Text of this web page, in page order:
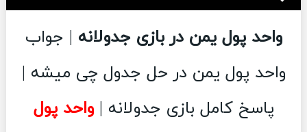
واحد پول یمن در بازی جدولانه | جواب
واحد پول یمن در حل جدول چی میشه |
پاسخ کامل بازی جدولانه |واحد پول